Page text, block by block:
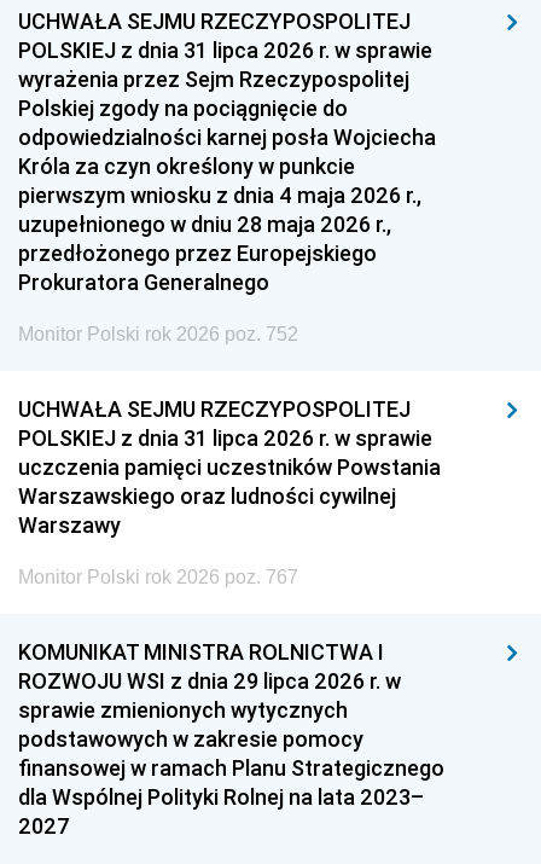
UCHWAŁA SEJMU RZECZYPOSPOLITEJ
POLSKIEJ z dnia 31 lipca 2026 r. w sprawie
wyrażenia przez Sejm Rzeczypospolitej
Polskiej zgody na pociągnięcie do
odpowiedzialności karnej posła Wojciecha
Króla za czyn określony w punkcie
pierwszym wniosku z dnia 4 maja 2026 r.,
uzupełnionego w dniu 28 maja 2026 r.,
przedłożonego przez Europejskiego
Prokuratora Generalnego
Monitor Polski rok 2026 poz. 752
UCHWAŁA SEJMU RZECZYPOSPOLITEJ
POLSKIEJ z dnia 31 lipca 2026 r. w sprawie
uczczenia pamięci uczestników Powstania
Warszawskiego oraz ludności cywilnej
Warszawy
Monitor Polski rok 2026 poz. 767
KOMUNIKAT MINISTRA ROLNICTWA I
ROZWOJU WSI z dnia 29 lipca 2026 r. w
sprawie zmienionych wytycznych
podstawowych w zakresie pomocy
finansowej w ramach Planu Strategicznego
dla Wspólnej Polityki Rolnej na lata 2023–
2027